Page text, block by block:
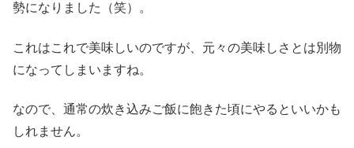
勢になりました（笑）。
これはこれで美味しいのですが、元々の美味しさとは別物
になってしまいますね。
なので、通常の炊き込みご飯に飽きた頃にやるといいかも
しれません。